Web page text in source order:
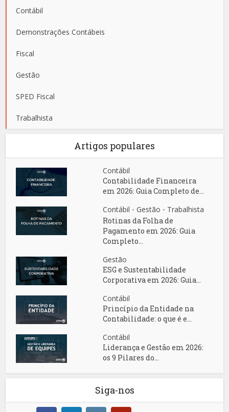
Contábil
Demonstrações Contábeis
Fiscal
Gestão
SPED Fiscal
Trabalhista
Artigos populares
Contábil
Contabilidade Financeira
em 2026: Guia Completo de...
Contábil • Gestão • Trabalhista
Rotinas da Folha de
Pagamento em 2026: Guia
Completo...
Gestão
ESG e Sustentabilidade
Corporativa em 2026: Guia...
Contábil
Princípio da Entidade na
Contabilidade: o que é e...
Contábil
Liderança e Gestão em 2026:
os 9 Pilares do...
Siga-nos